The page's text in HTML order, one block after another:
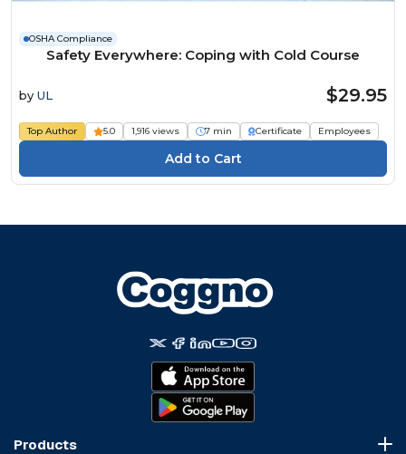
OSHA Compliance
Safety Everywhere: Coping with Cold Course
by UL $29.95
Top Author 5.0 1,916 views 7 min Certificate Employees
Products